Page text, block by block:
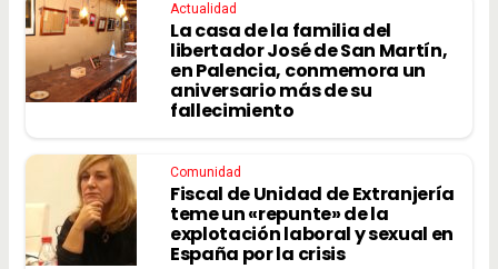
Actualidad
La casa de la familia del
libertador José de San Martín,
en Palencia, conmemora un
aniversario más de su
fallecimiento
Comunidad
Fiscal de Unidad de Extranjería
teme un «repunte» de la
explotación laboral y sexual en
España por la crisis